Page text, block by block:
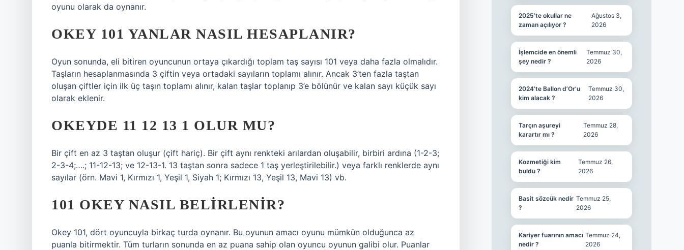
oyunu olarak da oynanır.
OKEY 101 YANLAR NASIL HESAPLANIR?
Oyun sonunda, eli bitiren oyuncunun ortaya çıkardığı toplam taş sayısı 101 veya daha fazla olmalıdır.
Taşların hesaplanmasında 3 çiftin veya ortadaki sayıların toplamı alınır. Ancak 3’ten fazla taştan
oluşan çiftler için ilk üç taşın toplamı alınır, kalan taşlar toplanıp 3’e bölünür ve kalan sayı küçük sayı
olarak eklenir.
OKEYDE 11 12 13 1 OLUR MU?
Bir çift en az 3 taştan oluşur (çift hariç). Bir çift aynı renkteki arılardan oluşabilir, birbiri ardına (1-2-3;
2-3-4;….; 11-12-13; ve 12-13-1. 13 taştan sonra sadece 1 taş yerleştirilebilir.) veya farklı renklerde aynı
sayılar (örn. Mavi 1, Kırmızı 1, Yeşil 1, Siyah 1; Kırmızı 13, Yeşil 13, Mavi 13) vb.
101 OKEY NASIL BELIRLENIR?
Okey 101, dört oyuncuyla birkaç turda oynanır. Bu oyunun amacı oyunu mümkün olduğunca az
puanla bitirmektir. Tüm turların sonunda en az puana sahip olan oyuncu oyunun galibi olur. Puanlar
2025’te okullar ne
zaman açılıyor ?
Ağustos 3,
2026
İşlemcide en önemli
şey nedir ?
Temmuz 30,
2026
2024’te Ballon d’Or’u
kim alacak ?
Temmuz 30,
2026
Tarçın aşureyi
karartır mı ?
Temmuz 28,
2026
Kozmetiği kim
buldu ?
Temmuz 26,
2026
Basit sözcük nedir
?
Temmuz 25,
2026
Kariyer fuarının amacı
nedir ?
Temmuz 24,
2026